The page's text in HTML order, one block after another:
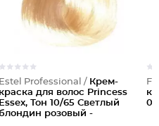
Estel Professional / Крем-
краска для волос Princess
Essex, Тон 10/65 Светлый
розовый -